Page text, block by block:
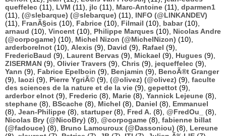
queffelec (11), LVM (11), jlc (11), Marc-Antoine (11), dparmen1
(11), (@slebarque) (@slebarque) (11), INFO (@LINKANDEV)
(11), FranÃ§ois (10), Fabrice (10), Filmail (10), babar(10),
arnaud (10), Vincent (10), Philippe Marques (10), Nicolas Andre
(@corpogame) (10), Michel Nizon (@MichelNizon) (10),
arderborelnot (10), Alexis (9), David (9), Rafael (9),
FredericBaud (9), Laurent Bervas (9), Mickael (9), Hugues (9),
ZISERMAN (9), Olivier Travers (9), Chris (9), jequeffelec (9),
Yann (9), Fabrice Epelboin (9), Benjamin (9), BenoÃ®t Granger
(9), laozi (9), Pierre YgriÃ© (9), (@olivez) (@olivez) (9), faculte
des sciences de la nature et de la vie (9), gepettot (9),
arderbor elnot (9), Frederic (8), Marie (8), Yannick Lejeune (8),
stephane (8), BScache (8), Michel (8), Daniel (8), Emmanuel
(8), Jean-Philippe (8), startuper(8), Fred A. (8), @FredOu_
(8),
Nicolas Bry (@NicoBry) (8), @corpogame (8), fabienne billat
(@fadouce) (8), Bruno Lamouroux (@Dassoniou) (8), Lereune